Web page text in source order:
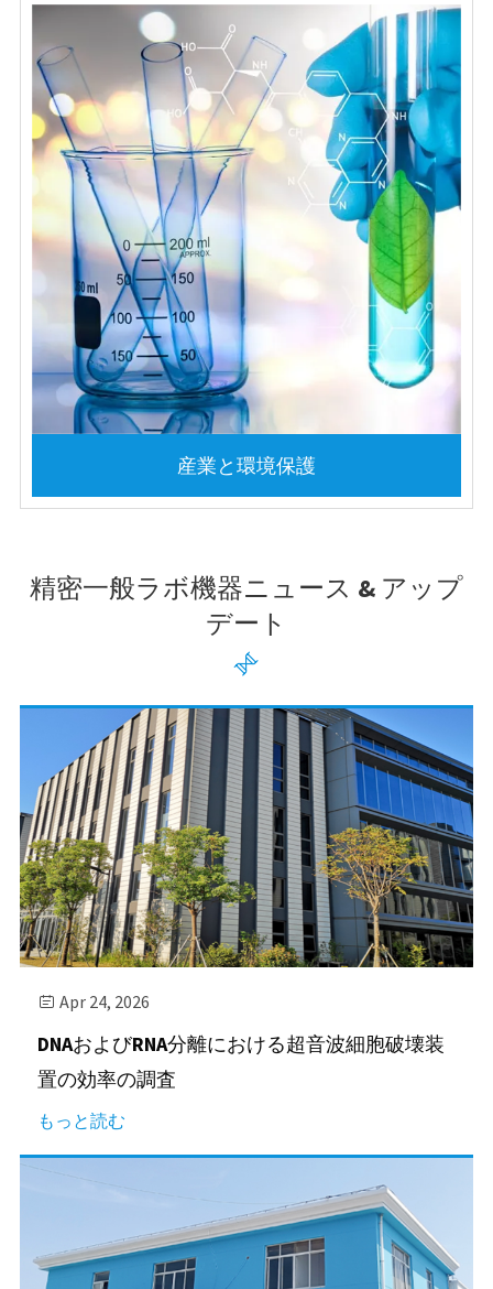
産業と環境保護
精密一般ラボ機器ニュース & アップ
デート

 Apr 24, 2026
DNAおよびRNA分離における超音波細胞破壊装
置の効率の調査
もっと読む